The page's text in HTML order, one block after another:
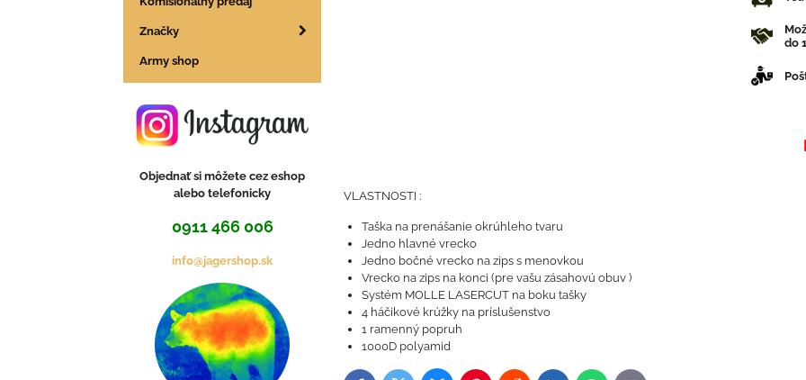
do
VLASTNOSTI :
Taška na prenášanie okrúhleho tvaru
Jedno hlavné vrecko
Jedno bočné vrecko na zips s menovkou
Vrecko na zips na konci (pre vašu zásahovú obuv )
Systém MOLLE LASERCUT na boku tašky
4 háčikové krúžky na príslušenstvo
1 ramenný popruh
1000D polyamid
Značky
Army shop
Objednať si môžete cez eshop
alebo telefonicky
0911 466 006
info@jagershop.sk